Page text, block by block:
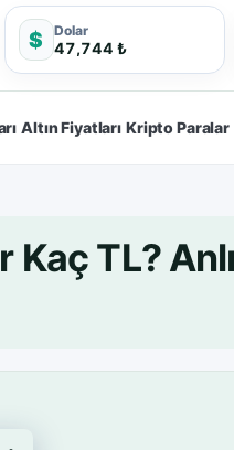
$ Dolar
47,744 ₺
Altın Fiyatları Kripto Paralar
TL?